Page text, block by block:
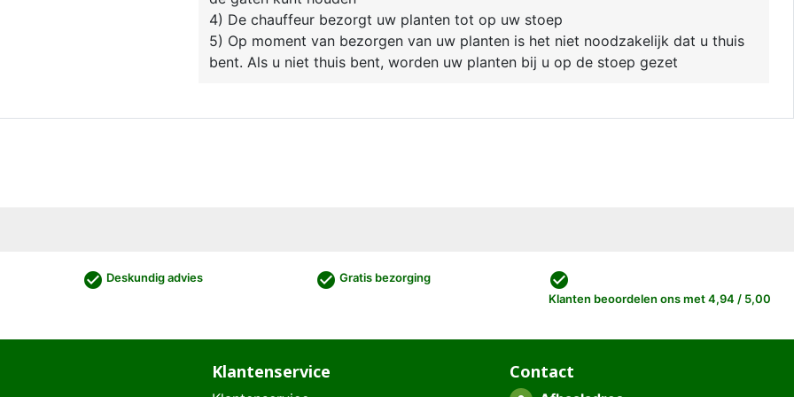
4) De chauffeur bezorgt uw planten tot op uw stoep
5) Op moment van bezorgen van uw planten is het niet noodzakelijk dat u thuis
bent. Als u niet thuis bent, worden uw planten bij u op de stoep gezet
check_circle Deskundig advies check_circle Gratis bezorging check_circle
Klanten beoordelen ons met 4,94 / 5,00
Klantenservice Contact